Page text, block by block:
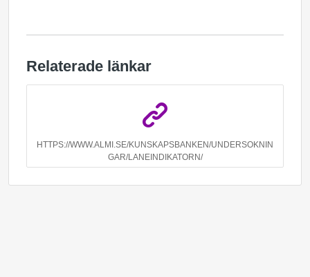
Relaterade länkar
HTTPS://WWW.ALMI.SE/KUNSKAPSBANKEN/UNDERSOKNIN
GAR/LANEINDIKATORN/